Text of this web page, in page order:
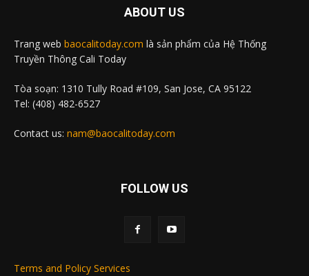
ABOUT US
Trang web baocalitoday.com là sản phẩm của Hệ Thống
Truyền Thông Cali Today
Tòa soạn: 1310 Tully Road #109, San Jose, CA 95122
Tel: (408) 482-6527
Contact us: nam@baocalitoday.com
FOLLOW US
Terms and Policy Services